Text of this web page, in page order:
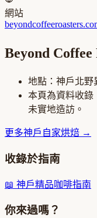
網站
Beyond Coffee
地點： 神戶北野
本頁為資料收錄
未實地造訪。
更多神戶 自家烘焙 →
收錄於指南
📖 神戶精品咖啡指南
你來過嗎？